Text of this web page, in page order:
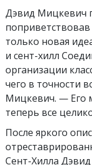
Дэвид Мицкевич
только новая
и сент-хилл
организации
чего в точности
Мицкевич. — Его мечты, представления и замыслы —
теперь все
После яркого
Сент-Хилла